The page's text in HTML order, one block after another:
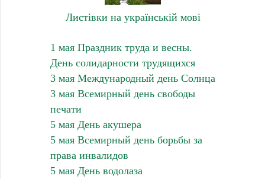
Листівки на українській мові
1 мая Праздник труда и весны.
День солидарности трудящихся
3 мая Международный день Солнца
3 мая Всемирный день свободы
печати
5 мая День акушера
5 мая Всемирный день борьбы за
права инвалидов
5 мая День водолаза